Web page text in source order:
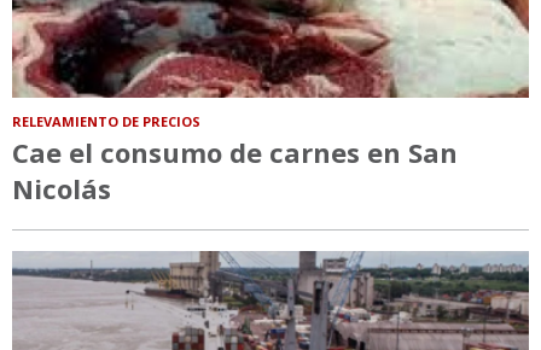
RELEVAMIENTO DE PRECIOS
Cae el consumo de carnes en San
Nicolás